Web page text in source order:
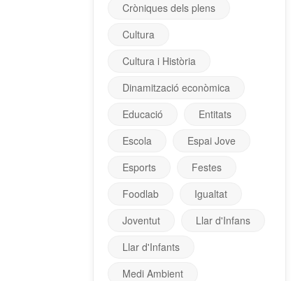
Cròniques dels plens
Cultura
Cultura i Història
Dinamització econòmica
Educació
Entitats
Escola
Espai Jove
Esports
Festes
Foodlab
Igualtat
Joventut
Llar d'Infans
Llar d'Infants
Medi Ambient